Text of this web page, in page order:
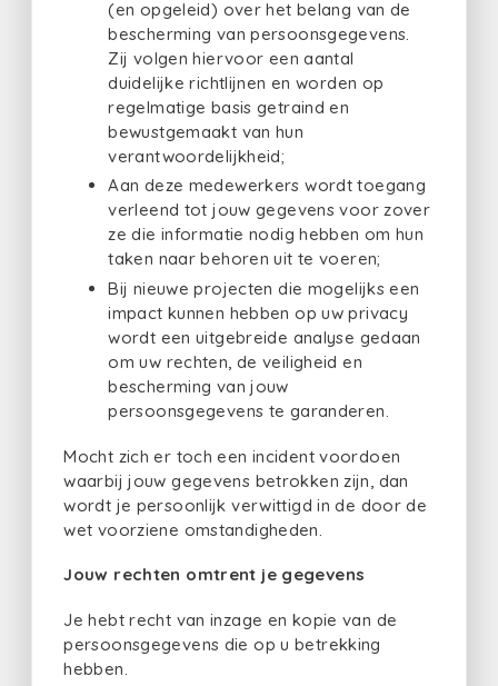
(en opgeleid) over het belang van de
bescherming van persoonsgegevens.
Zij volgen hiervoor een aantal
duidelijke richtlijnen en worden op
regelmatige basis getraind en
bewustgemaakt van hun
verantwoordelijkheid;
Aan deze medewerkers wordt toegang
verleend tot jouw gegevens voor zover
ze die informatie nodig hebben om hun
taken naar behoren uit te voeren;
Bij nieuwe projecten die mogelijks een
impact kunnen hebben op uw privacy
wordt een uitgebreide analyse gedaan
om uw rechten, de veiligheid en
bescherming van jouw
persoonsgegevens te garanderen.
Mocht zich er toch een incident voordoen
waarbij jouw gegevens betrokken zijn, dan
wordt je persoonlijk verwittigd in de door de
wet voorziene omstandigheden.
Jouw rechten omtrent je gegevens
Je hebt recht van inzage en kopie van de
persoonsgegevens die op u betrekking
hebben.